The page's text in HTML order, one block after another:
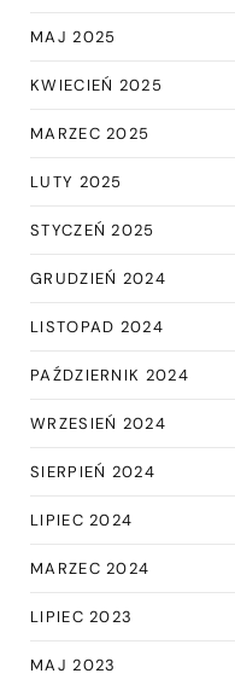
MAJ 2025
KWIECIEŃ 2025
MARZEC 2025
LUTY 2025
STYCZEŃ 2025
GRUDZIEŃ 2024
LISTOPAD 2024
PAŹDZIERNIK 2024
WRZESIEŃ 2024
SIERPIEŃ 2024
LIPIEC 2024
MARZEC 2024
LIPIEC 2023
MAJ 2023